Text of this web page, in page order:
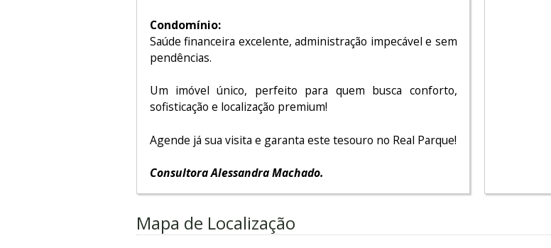
Condomínio:
Saúde financeira excelente, administração impecável e sem
pendências.
Um imóvel único, perfeito para quem busca conforto,
sofisticação e localização premium!
Agende já sua visita e garanta este tesouro no Real Parque!
Consultora Alessandra Machado.
Mapa de Localização